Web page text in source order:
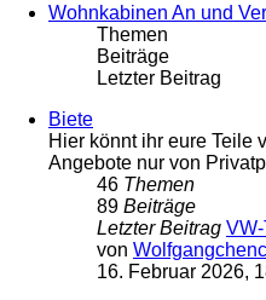
Wohnkabinen An und
Themen
Beiträge
Letzter Beitrag
Biete
Hier könnt ihr eure Teile
Angebote nur von
46 Themen
89 Beiträge
Letzter Beitrag
von
16. Februar 2026,